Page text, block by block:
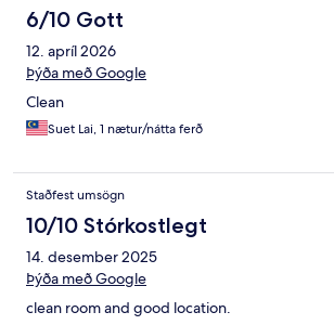
6/10 Gott
12. apríl 2026
Þýða með Google
Clean
Suet Lai, 1 nætur/nátta ferð
Staðfest umsögn
10/10 Stórkostlegt
14. desember 2025
Þýða með Google
clean room and good location.